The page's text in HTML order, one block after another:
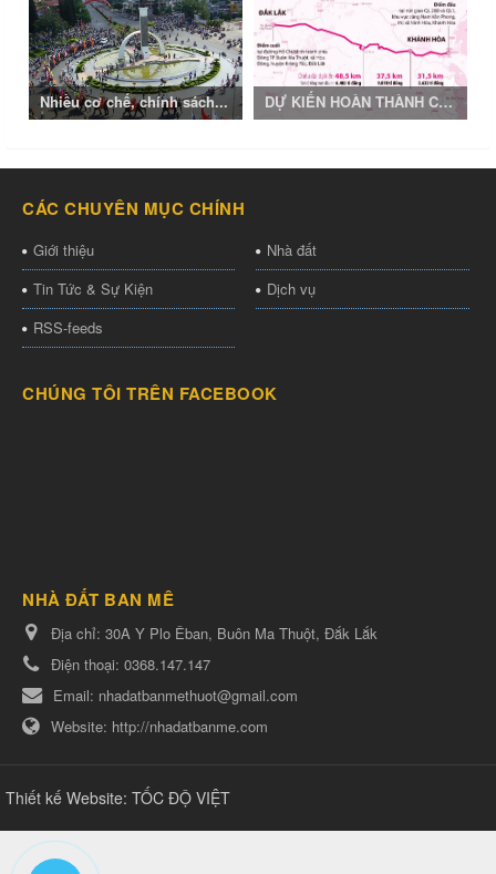
Nhiều cơ chế, chính sách... DỰ KIẾN HOÀN THÀNH CAO...
CÁC CHUYÊN MỤC CHÍNH
Giới thiệu
Nhà đất
Tin Tức & Sự Kiện
Dịch vụ
RSS-feeds
CHÚNG TÔI TRÊN FACEBOOK
NHÀ ĐẤT BAN MÊ
Địa chỉ: 30A Y Plo Êban, Buôn Ma Thuột, Đắk Lắk
Điện thoại: 0368.147.147
Email: nhadatbanmethuot@gmail.com
Website: http://nhadatbanme.com
Thiết kế Website: TỐC ĐỘ VIỆT